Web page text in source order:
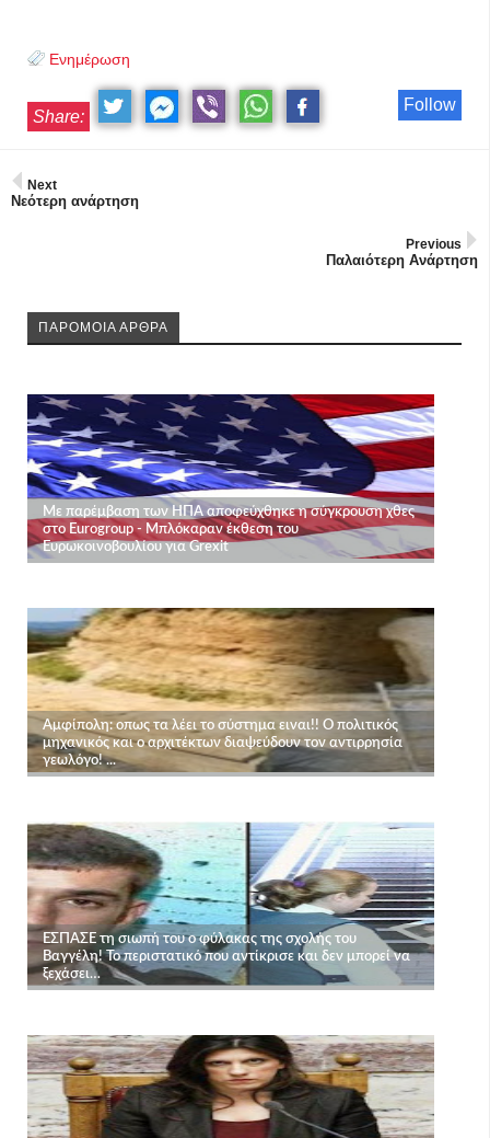
Ενημέρωση
Follow
Share:
Next
Νεότερη ανάρτηση
Previous
Παλαιότερη Ανάρτηση
ΠΑΡΟΜΟΙΑ ΑΡΘΡΑ